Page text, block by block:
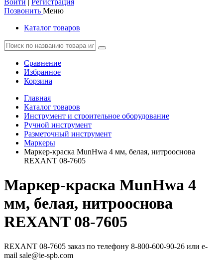
Войти | Регистрация
Позвонить Меню
Каталог товаров
Сравнение
Избранное
Корзина
Главная
Каталог товаров
Инструмент и строительное оборудование
Ручной инструмент
Разметочный инструмент
Маркеры
Маркер-краска MunHwa 4 мм, белая, нитрооснова
REXANT 08-7605
Маркер-краска MunHwa 4
мм, белая, нитрооснова
REXANT 08-7605
REXANT 08-7605 заказ по телефону 8-800-600-90-26 или e-
mail sale@ie-spb.com